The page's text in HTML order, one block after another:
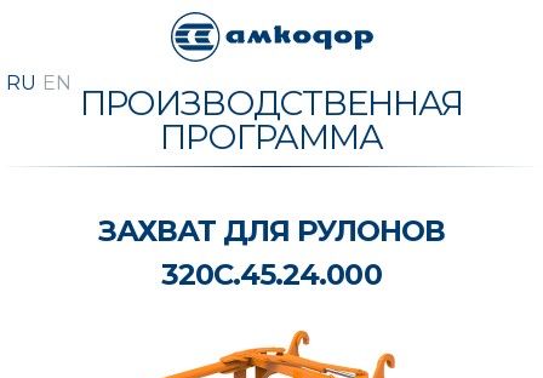
ПРОИЗВОДСТВЕННАЯ
ПРОГРАММА
ЗАХВАТ ДЛЯ РУЛОНОВ
320С.45.24.000